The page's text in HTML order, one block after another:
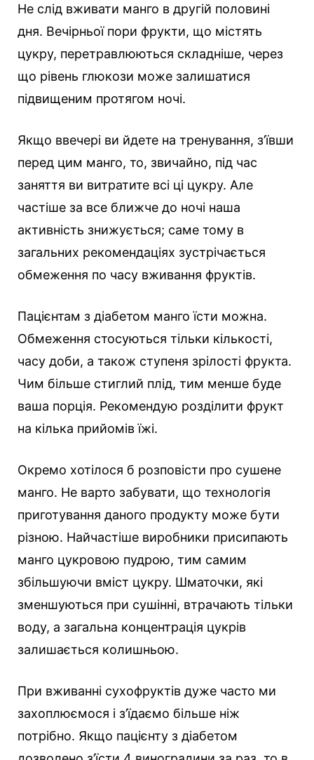
Не слід вживати манго в другій половині
дня. Вечірньої пори фрукти, що містять
цукру, перетравлюються складніше, через
що рівень глюкози може залишатися
підвищеним протягом ночі.
Якщо ввечері ви йдете на тренування, з’ївши
перед цим манго, то, звичайно, під час
заняття ви витратите всі ці цукру. Але
частіше за все ближче до ночі наша
активність знижується; саме тому в
загальних рекомендаціях зустрічається
обмеження по часу вживання фруктів.
Пацієнтам з діабетом манго їсти можна.
Обмеження стосуються тільки кількості,
часу доби, а також ступеня зрілості фрукта.
Чим більше стиглий плід, тим менше буде
ваша порція. Рекомендую розділити фрукт
на кілька прийомів їжі.
Окремо хотілося б розповісти про сушене
манго. Не варто забувати, що технологія
приготування даного продукту може бути
різною. Найчастіше виробники присипають
манго цукровою пудрою, тим самим
збільшуючи вміст цукру. Шматочки, які
зменшуються при сушінні, втрачають тільки
воду, а загальна концентрація цукрів
залишається колишньою.
При вживанні сухофруктів дуже часто ми
захоплюємося і з’їдаємо більше ніж
потрібно. Якщо пацієнту з діабетом